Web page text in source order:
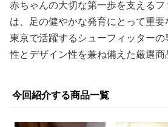
赤ちゃんの大切な第一歩を支える
は、足の健やかな発育にとって重要
東京で活躍するシューフィッター
性とデザイン性を兼ね備えた厳選商
今回紹介する商品一覧